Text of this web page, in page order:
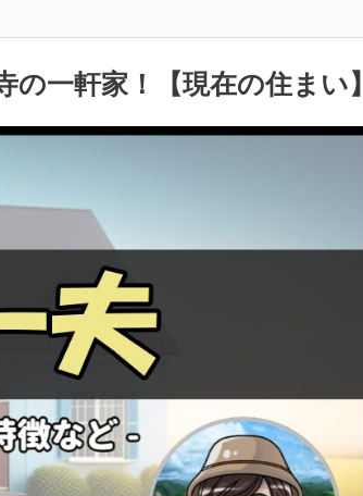
一軒家！【現在の住まい】